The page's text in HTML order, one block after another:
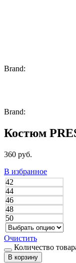
Brand:
Brand:
Костюм
360 руб.
В избранное
42
44
46
48
50
Очистить
Количество
В корзину